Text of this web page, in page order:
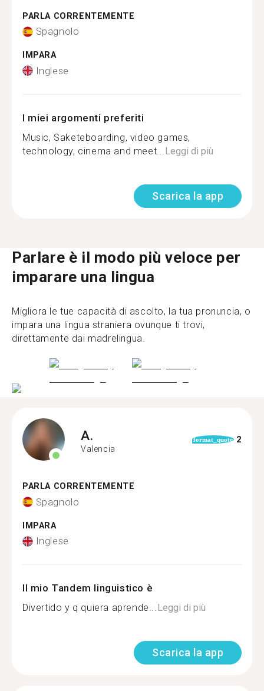
PARLA CORRENTEMENTE
Spagnolo
IMPARA
Inglese
I miei argomenti preferiti
Music, Saketeboarding, video games,
technology, cinema and meet... Leggi di più
Scarica la app
Parlare è il modo più veloce per
imparare una lingua
Migliora le tue capacità di ascolto, la tua pronuncia, o
impara una lingua straniera ovunque ti trovi,
direttamente dai madrelingua.
A.
Valencia
format_quote 2
PARLA CORRENTEMENTE
Spagnolo
IMPARA
Inglese
Il mio Tandem linguistico è
Divertido y q quiera aprende...Leggi di più
Scarica la app